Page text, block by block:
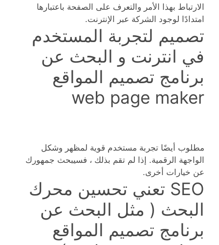
الارتباط بهذا الأمر والتعرف على الصفحة باعتبارها
امتدادًا لوجود الشركة عبر الإنترنت.
تصميم لتجربة المستخدم
في انترنت و البحث عن
برنامج تصميم المواقع
web page maker
مطلوب أيضًا تجربة مستخدم قوية لمظهر وشكل
الواجهة الرقمية. إذا لم تقم بذلك ، فسيبحث جمهورك
عن خيارات أخرى.
SEO تعني تحسين محرك
البحث ( مثل البحث عن
برنامج تصميم المواقع